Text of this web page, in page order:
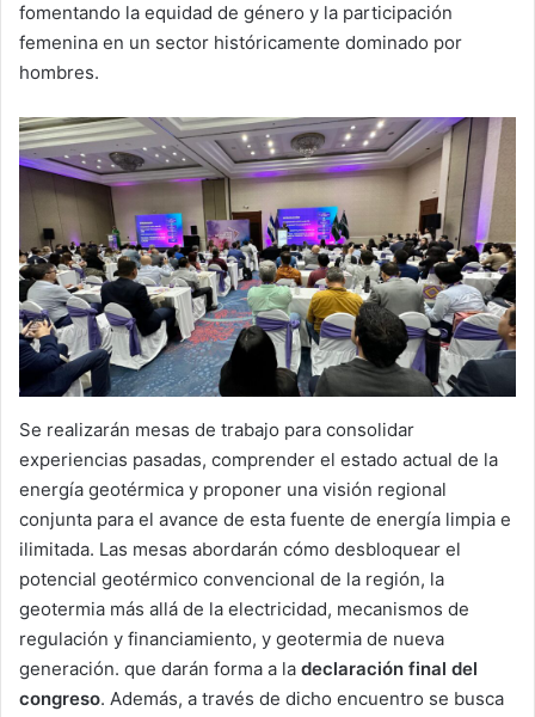
fomentando la equidad de género y la participación
femenina en un sector históricamente dominado por
hombres.
Se realizarán mesas de trabajo para consolidar
experiencias pasadas, comprender el estado actual de la
energía geotérmica y proponer una visión regional
conjunta para el avance de esta fuente de energía limpia e
ilimitada. Las mesas abordarán cómo desbloquear el
potencial geotérmico convencional de la región, la
geotermia más allá de la electricidad, mecanismos de
regulación y financiamiento, y geotermia de nueva
generación. que darán forma a la declaración final del
congreso. Además, a través de dicho encuentro se busca